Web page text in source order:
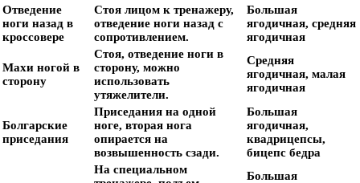
Отведение
ноги назад в
кроссовере
Стоя лицом к тренажеру,
отведение ноги назад с
сопротивлением.
Большая
ягодичная, средняя
ягодичная
Махи ногой в
сторону
Стоя, отведение ноги в
сторону, можно
использовать
утяжелители.
Средняя
ягодичная, малая
ягодичная
Болгарские
приседания
Приседания на одной
ноге, вторая нога
опирается на
возвышенность сзади.
Большая
ягодичная,
квадрицепсы,
бицепс бедра
На специальном
Большая